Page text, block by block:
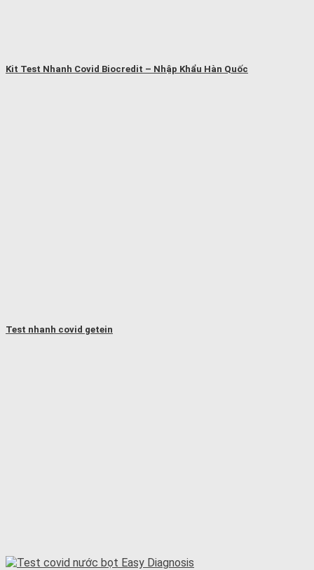
Kit Test Nhanh Covid Biocredit – Nhập Khẩu Hàn Quốc
Test nhanh covid getein